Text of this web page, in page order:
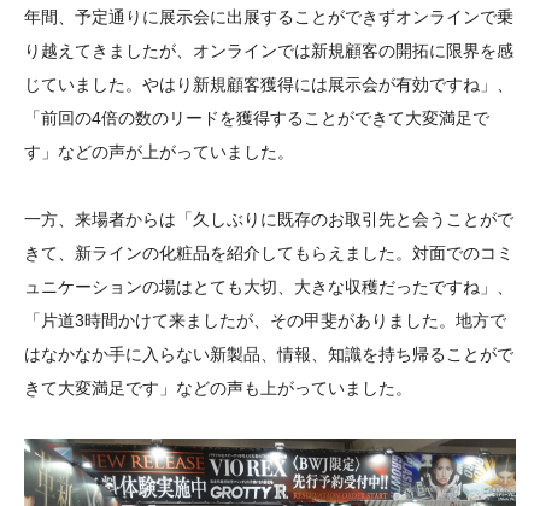
年間、予定通りに展示会に出展することができずオンラインで乗
り越えてきましたが、オンラインでは新規顧客の開拓に限界を感
じていました。やはり新規顧客獲得には展示会が有効ですね」、
「前回の4倍の数のリードを獲得することができて大変満足で
す」などの声が上がっていました。
一方、来場者からは「久しぶりに既存のお取引先と会うことがで
きて、新ラインの化粧品を紹介してもらえました。対面でのコミ
ュニケーションの場はとても大切、大きな収穫だったですね」、
「片道3時間かけて来ましたが、その甲斐がありました。地方で
はなかなか手に入らない新製品、情報、知識を持ち帰ることがで
きて大変満足です」などの声も上がっていました。